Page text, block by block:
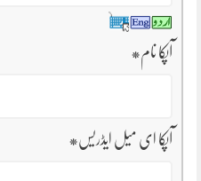
آپکا نام*
آپکا ای میل ایڈریس*